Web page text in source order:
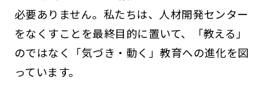
必要ありません。私たちは、人材開発センター
をなくすことを最終目的に置いて、「教える」
のではなく「気づき・動く」教育への進化を図
っています。